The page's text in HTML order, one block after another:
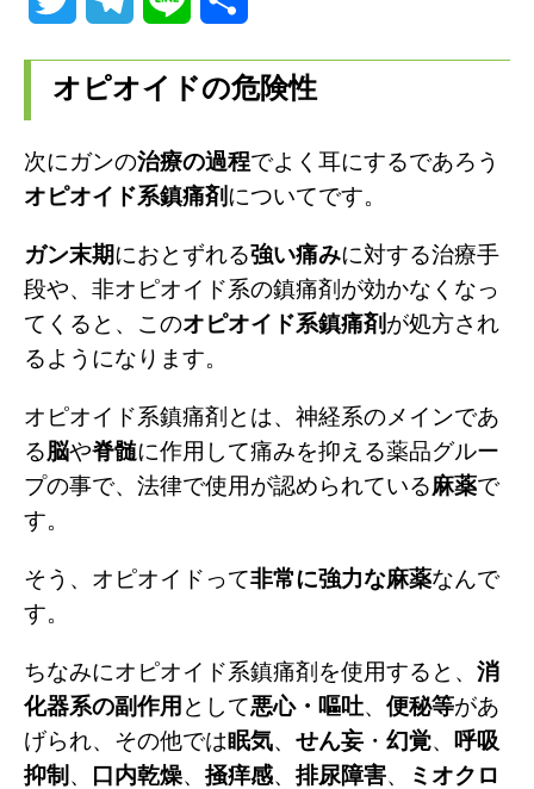
t
e
g
a
m
n
オピオイドの危険性
次にガンの治療の過程でよく耳にするであろう
オピオイド系鎮痛剤についてです。
ガン末期におとずれる強い痛みに対する治療手
段や、非オピオイド系の鎮痛剤が効かなくなっ
てくると、このオピオイド系鎮痛剤が処方され
るようになります。
オピオイド系鎮痛剤とは、神経系のメインであ
る脳や脊髄に作用して痛みを抑える薬品グルー
プの事で、法律で使用が認められている麻薬で
す。
そう、オピオイドって非常に強力な麻薬なんで
す。
ちなみにオピオイド系鎮痛剤を使用すると、 消
化器系の副作用 として悪心・嘔吐、 便秘等があ
げられ、その他では眠気、 せん妄 ・ 幻覚、 呼吸
抑制 、 口内乾燥、 掻痒感、 排尿障害、
ミオクロ